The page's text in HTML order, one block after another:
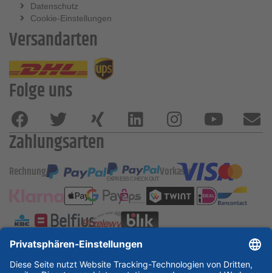
Datenschutz
Cookie-Einstellungen
Versandarten
Folge uns
Zahlungsarten
Rechnung Vorkasse
ESSKA International
new